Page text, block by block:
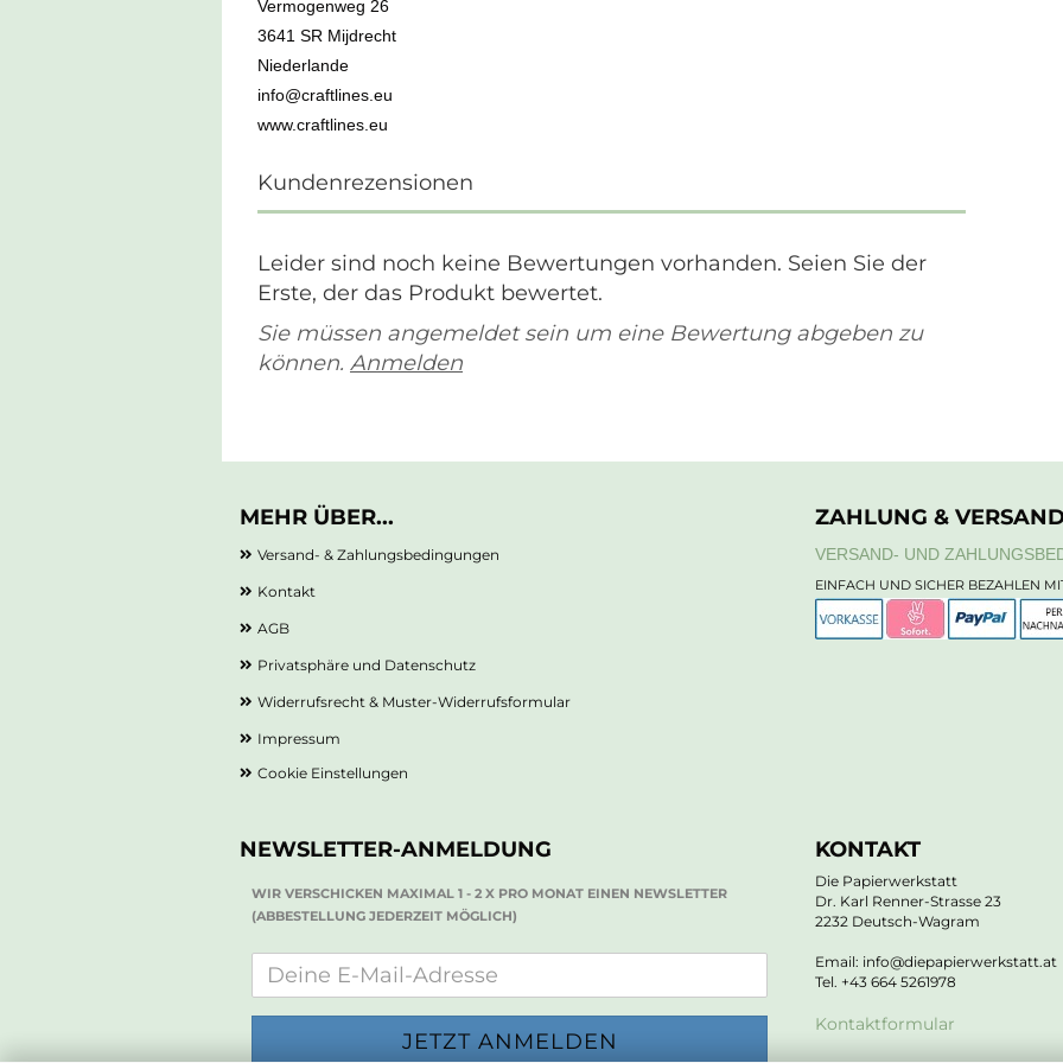
Vermogenweg 26
3641 SR Mijdrecht
Niederlande
info@craftlines.eu
www.craftlines.eu
Kundenrezensionen
Leider sind noch keine Bewertungen vorhanden. Seien Sie der
Erste, der das Produkt bewertet.
Sie müssen angemeldet sein um eine Bewertung abgeben zu
können. Anmelden
MEHR ÜBER...
Versand- & Zahlungsbedingungen
Kontakt
AGB
Privatsphäre und Datenschutz
Widerrufsrecht & Muster-Widerrufsformular
Impressum
Cookie Einstellungen
ZAHLUNG &
VERSAND- UND
EINFACH UND SICHER BEZAHLEN
NEWSLETTER-ANMELDUNG
WIR VERSCHICKEN MAXIMAL 1 - 2 X PRO MONAT EINEN NEWSLETTER
(ABBESTELLUNG JEDERZEIT MÖGLICH)
KONTAKT
Die Papierwerkstatt
Dr. Karl Renner-Strasse 23
2232 Deutsch-Wagram
Email: info@diepapierwerkstatt.at
Tel. +43 664 5261978
Kontaktformular